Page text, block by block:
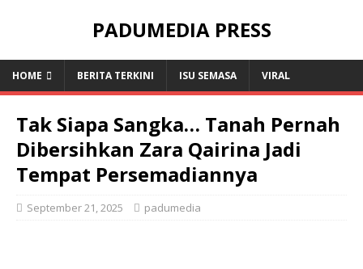
PADUMEDIA PRESS
HOME BERITA TERKINI ISU SEMASA VIRAL
Tak Siapa Sangka… Tanah Pernah
Dibersihkan Zara Qairina Jadi
Tempat Persemadiannya
September 21, 2025 padumedia